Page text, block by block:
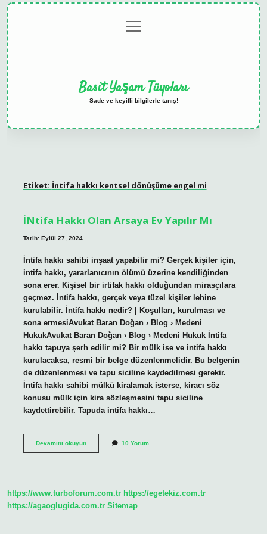
menüyü
aç
Basit Yaşam Tüyoları
Sade ve keyifli bilgilerle tanış!
Etiket: İntifa hakkı kentsel dönüşüme engel mi
İNtifa Hakkı Olan Arsaya Ev Yapılır Mı
Tarih: Eylül 27, 2024
İntifa hakkı sahibi inşaat yapabilir mi? Gerçek kişiler için,
intifa hakkı, yararlanıcının ölümü üzerine kendiliğinden
sona erer. Kişisel bir irtifak hakkı olduğundan mirasçılara
geçmez. İntifa hakkı, gerçek veya tüzel kişiler lehine
kurulabilir. İntifa hakkı nedir? | Koşulları, kurulması ve
sona ermesiAvukat Baran Doğan › Blog › Medeni
HukukAvukat Baran Doğan › Blog › Medeni Hukuk İntifa
hakkı tapuya şerh edilir mi? Bir mülk ise ve intifa hakkı
kurulacaksa, resmi bir belge düzenlenmelidir. Bu belgenin
de düzenlenmesi ve tapu siciline kaydedilmesi gerekir.
İntifa hakkı sahibi mülkü kiralamak isterse, kiracı söz
konusu mülk için kira sözleşmesini tapu siciline
kaydettirebilir. Tapuda intifa hakkı…
Devamını okuyunİNtifa
Mı
10 Yorum
https://www.turboforum.com.tr https://egetekiz.com.tr
https://agaoglugida.com.tr Sitemap